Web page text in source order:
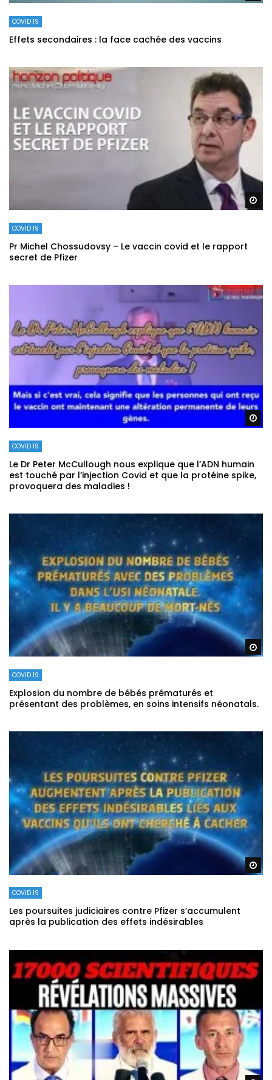
COVID 19
Effets secondaires : la face cachée des vaccins
COVID 19
Pr Michel Chossudovsy – Le vaccin covid et le rapport
secret de Pfizer
COVID 19
Le Dr Peter McCullough nous explique que l’ADN humain
est touché par l’injection Covid et que la protéine spike,
provoquera des maladies !
COVID 19
Explosion du nombre de bébés prématurés et
présentant des problèmes, en soins intensifs néonatals.
COVID 19
Les poursuites judiciaires contre Pfizer s’accumulent
après la publication des effets indésirables